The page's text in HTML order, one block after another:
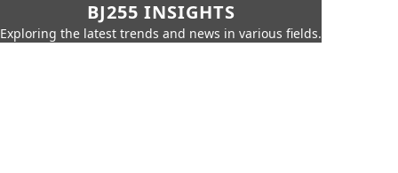
BJ255 INSIGHTS
Exploring the latest trends and news in various fields.